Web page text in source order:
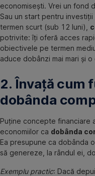
economisești. Vrei un fond
Sau un start pentru
termen scurt (sub 12 luni),
potrivite: îți oferă acces
obiectivele pe termen
aduce dobânzi mai mari și
2. Învață cum
dobânda
Puține concepte financiare
economiilor ca dobânda
Ea presupune ca dobânda
să genereze, la rândul ei,
Exemplu practic: Dacă